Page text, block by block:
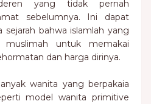
yang tidak pernah
sebelumnya. Ini dapat
bahwa islamlah yang
muslimah untuk memakai
dan harga dirinya.
wanita yang berpakaia
model wanita primitive